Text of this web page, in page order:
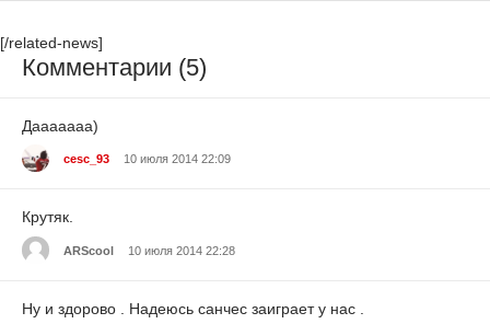
[/related-news]
Комментарии (5)
Дааааааа)
cesc_93 10 июля 2014 22:09
Крутяк.
ARScool 10 июля 2014 22:28
Ну и здорово . Надеюсь санчес заиграет у нас .